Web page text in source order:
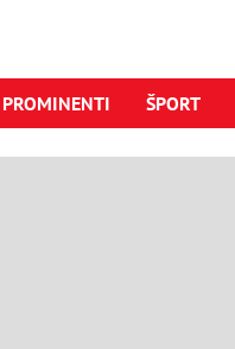
PROMINENTI ŠPORT